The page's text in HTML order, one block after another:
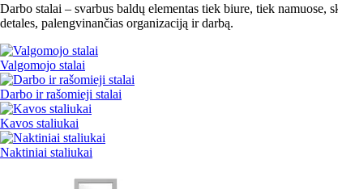
Darbo stalai – svarbus baldų elementas tiek biure, tiek
detales, palengvinančias organizaciją ir darbą.
Valgomojo stalai
Darbo ir rašomieji stalai
Kavos staliukai
Naktiniai staliukai